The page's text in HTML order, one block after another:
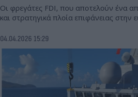
Οι φρεγάτες FDI, που αποτελούν ένα
και στρατηγικά πλοία επιφάνειας στην
04.04.2026 15:29